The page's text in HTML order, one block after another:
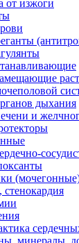
от изжоги
дыхания
и
минералы,